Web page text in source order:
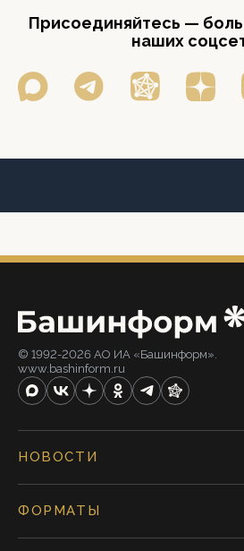
Присоединяйтесь —
наших
© 1992-2026 АО ИА «Башинформ».
www.bashinform.ru
НОВОСТИ
ФОРМАТЫ